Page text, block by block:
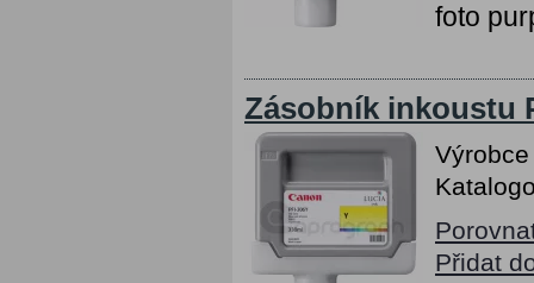
foto
Zásobník inkoustu
Přidat